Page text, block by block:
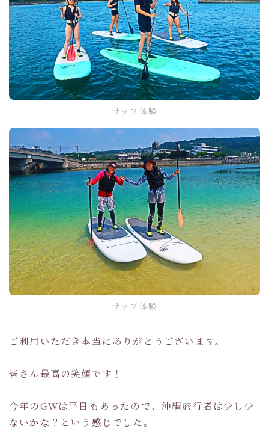
サップ体験
サップ体験
ご利用いただき本当にありがとうございます。
皆さん最高の笑顔です！
今年のGWは平日もあったので、沖縄旅行者は少し少
ないかな？という感じでした。